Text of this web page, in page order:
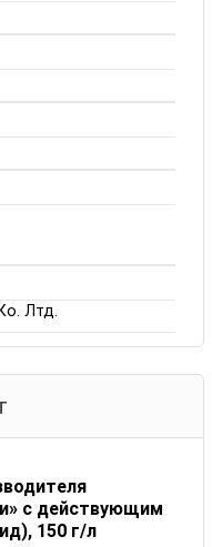
Лтд.
с действующим
150 г/л